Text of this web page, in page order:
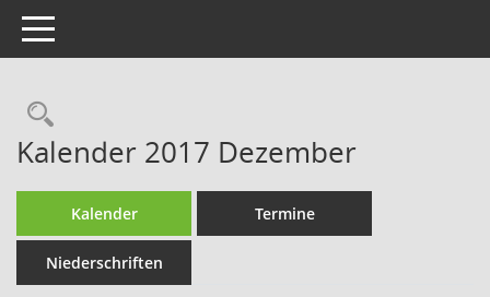
Toggle navigation
Rechercheauswahl
Kalender 2017 Dezember
Kalender Termine
Niederschriften